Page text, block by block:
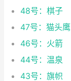
48号：棋子
47号：猫头鹰
46号：火箭
44号：温泉
43号：旗帜